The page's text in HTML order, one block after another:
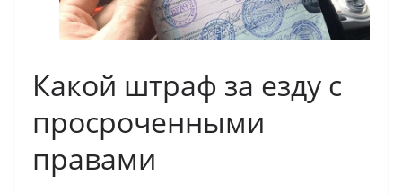
Какой штраф за езду с
просроченными
правами